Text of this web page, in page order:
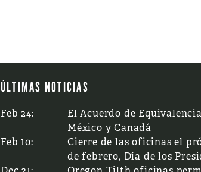
ÚLTIMAS NOTICIAS
Feb 24:
El Acuerdo de
México y Canadá
Feb 10:
Cierre de las oficinas el
de febrero, Día de los